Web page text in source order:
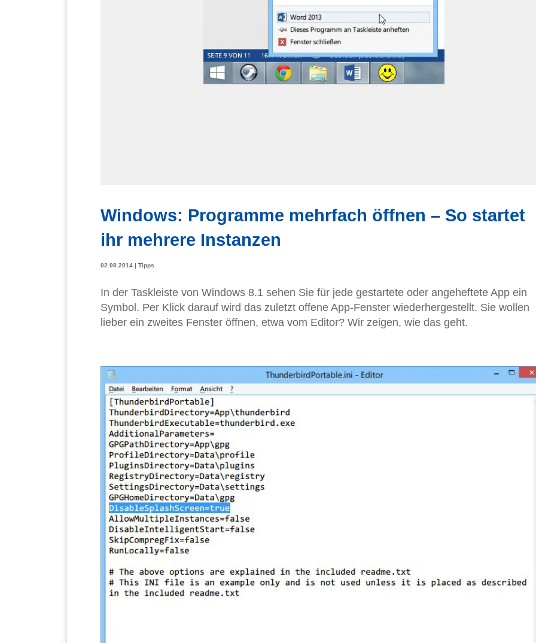
Windows: Programme mehrfach öffnen – So startet
ihr mehrere Instanzen
02.08.2014 | Tipps
In der Taskleiste von Windows 8.1 sehen Sie für jede gestartete oder angeheftete App ein
Symbol. Per Klick darauf wird das zuletzt offene App-Fenster wiederhergestellt. Sie wollen
lieber ein zweites Fenster öffnen, etwa vom Editor? Wir zeigen, wie das geht.